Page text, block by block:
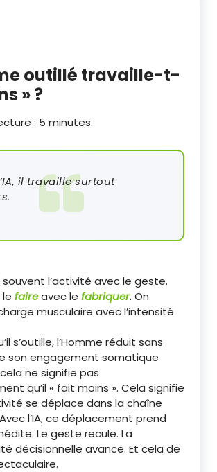
outillé travaille-t-
» ?
: 5 minutes.
il travaille surtout
l’activité avec le geste.
faireavec le fabriquer. On
musculaire avec l’intensité
s’outille, l’Homme réduit sans
son engagement somatique
ne signifie pas
qu’il « fait moins ». Cela signifie
se déplace dans la chaîne
l’IA, ce déplacement prend
Le geste recule. La
décisionnelle avance. Et cela de